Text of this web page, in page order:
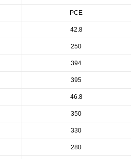
PCE
42.8
250
394
395
46.8
350
330
280